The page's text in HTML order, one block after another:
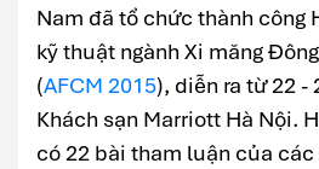
Nam đã tổ chức thành công
kỹ thuật ngành Xi măng
(AFCM 2015), diễn ra từ 22 -
Khách sạn Marriott Hà Nội.
có 22 bài tham luận của